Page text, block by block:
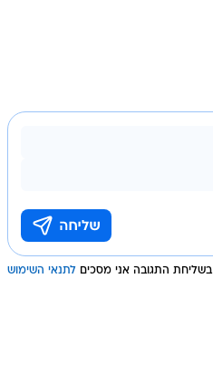
בשליחת התגובה אני מסכים לתנאי השימוש